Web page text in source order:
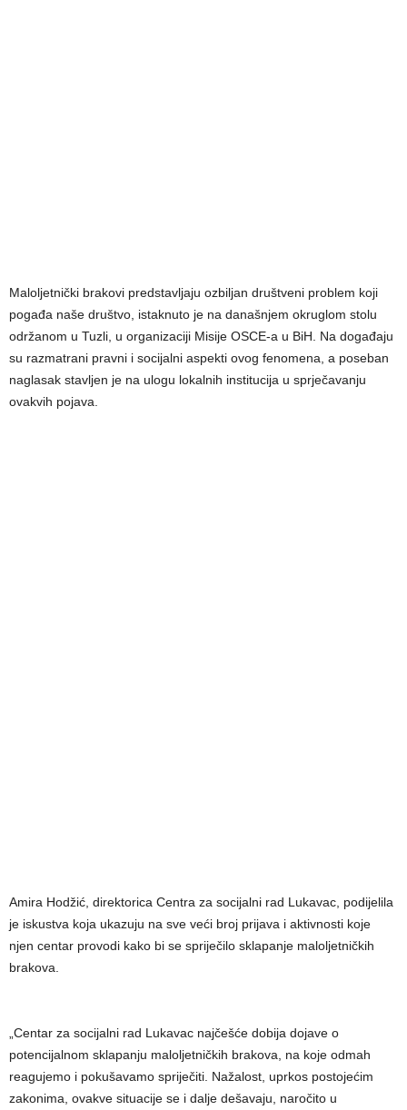
Maloljetnički brakovi predstavljaju ozbiljan društveni problem koji
pogađa naše društvo, istaknuto je na današnjem okruglom stolu
održanom u Tuzli, u organizaciji Misije OSCE-a u BiH. Na događaju
su razmatrani pravni i socijalni aspekti ovog fenomena, a poseban
naglasak stavljen je na ulogu lokalnih institucija u sprječavanju
ovakvih pojava.
Amira Hodžić, direktorica Centra za socijalni rad Lukavac, podijelila
je iskustva koja ukazuju na sve veći broj prijava i aktivnosti koje
njen centar provodi kako bi se spriječilo sklapanje maloljetničkih
brakova.
„Centar za socijalni rad Lukavac najčešće dobija dojave o
potencijalnom sklapanju maloljetničkih brakova, na koje odmah
reagujemo i pokušavamo spriječiti. Nažalost, uprkos postojećim
zakonima, ovakve situacije se i dalje dešavaju, naročito u